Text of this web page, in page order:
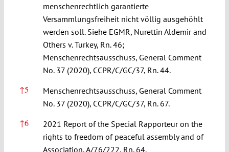
menschenrechtlich garantierte
Versammlungsfreiheit nicht völlig ausgehöhlt
werden soll. Siehe EGMR, Nurettin Aldemir and
Others v. Turkey, Rn. 46;
Menschenrechtsausschuss, General Comment
No. 37 (2020), CCPR/C/GC/37, Rn. 44.
↑5
Menschenrechtsausschuss, General Comment
No. 37 (2020), CCPR/C/GC/37, Rn. 67.
↑6
2021 Report of the Special Rapporteur on the
rights to freedom of peaceful assembly and of
Association, A/76/222, Rn. 64.